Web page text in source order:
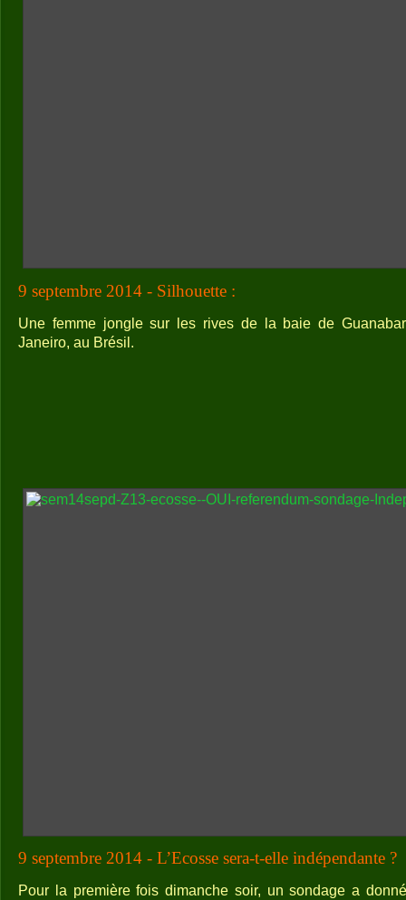
9 septembre 2014 - Silhouette :
Une femme jongle sur les rives de la baie de
Janeiro, au Brésil.
9 septembre 2014 - L’Ecosse sera-t-elle indépendante ?
Pour la première fois dimanche soir, un sondage a